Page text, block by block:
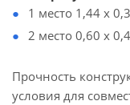
1 место 1,44 х
2 место 0,60 x
Прочность
условия для